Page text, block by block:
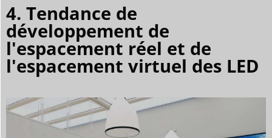
4. Tendance de
développement de
l'espacement réel et de
l'espacement virtuel des LED